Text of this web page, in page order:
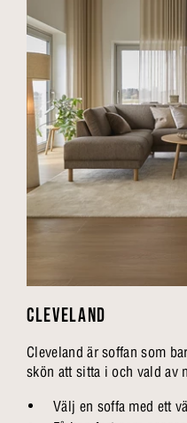
CLEVELAND
Cleveland är soffan som
skön att sitta i och vald av
Välj en soffa med ett